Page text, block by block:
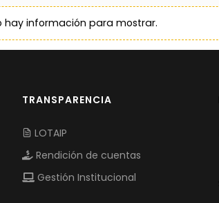
hay información para mostrar.
TRANSPARENCIA
LOTAIP
Rendición de cuentas
Gestión Institucional